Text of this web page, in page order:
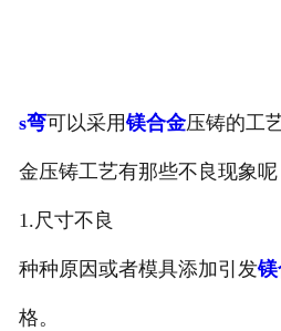
s弯可以采用镁合金压铸的工
金压铸工艺有那些不良现象呢
1.尺寸不良
种种原因或者模具添加引发
格。